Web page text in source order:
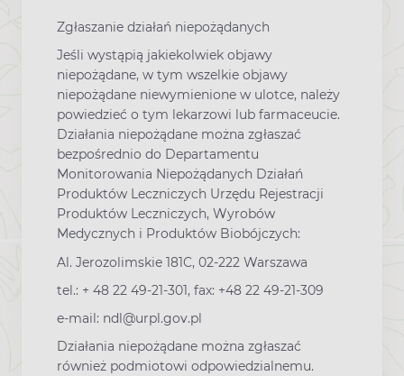
Zgłaszanie działań niepożądanych
Jeśli wystąpią jakiekolwiek objawy
niepożądane, w tym wszelkie objawy
niepożądane niewymienione w ulotce, należy
powiedzieć o tym lekarzowi lub farmaceucie.
Działania niepożądane można zgłaszać
bezpośrednio do Departamentu
Monitorowania Niepożądanych Działań
Produktów Leczniczych Urzędu Rejestracji
Produktów Leczniczych, Wyrobów
Medycznych i Produktów Biobójczych:
Al. Jerozolimskie 181C, 02-222 Warszawa
tel.: + 48 22 49-21-301, fax: +48 22 49-21-309
e-mail: ndl@urpl.gov.pl
Działania niepożądane można zgłaszać
również podmiotowi odpowiedzialnemu.